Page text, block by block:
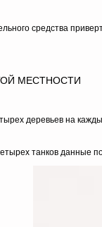
средства
МЕСТНОСТИ
деревьев на
танков данные